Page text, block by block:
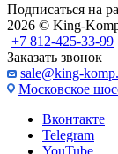
Подписаться на
2026 © King-
+7 812-425-33-99
Заказать звонок
sale@king-
Московское
Вконтакте
Telegram
YouTube